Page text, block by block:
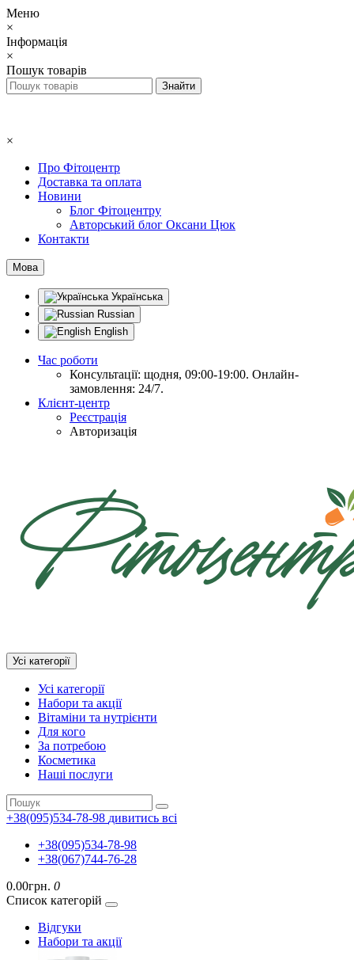
Меню
×
Інформація
×
Пошук товарів
×
Про Фітоцентр
Доставка та оплата
Новини
Блог Фітоцентру
Авторський блог Оксани Цюк
Контакти
Мова
Українська
Russian
English
Час роботи
Консультації: щодня, 09:00-19:00. Онлайн-
замовлення: 24/7.
Клієнт-центр
Реєстрація
Авторизація
Усі категорії
Усі категорії
Набори та акції
Вітаміни та нутрієнти
Для кого
За потребою
Косметика
Наші послуги
+38(095)534-78-98 дивитись всі
+38(095)534-78-98
+38(067)744-76-28
0.00грн. 0
Список категорій
Відгуки
Набори та акції